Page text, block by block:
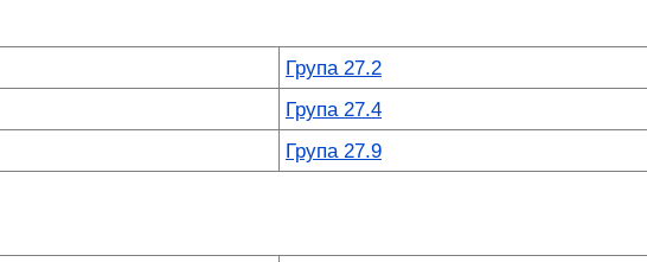
Група 27.2
Група 27.4
Група 27.9